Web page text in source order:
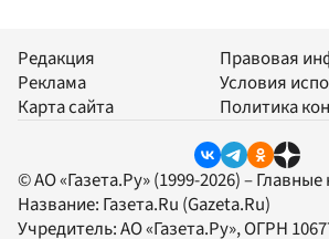
Редакция
Реклама
Карта сайта
Правовая
Условия
Политика
© АО «Газета.Ру» (1999-2026) –
Название: Газета.Ru (Gazeta.Ru)
Учредитель:АО «Газета.Ру», ОГРН